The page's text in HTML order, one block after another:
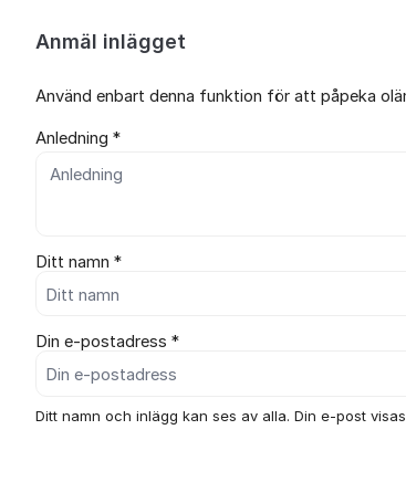
Anmäl inlägget
Använd enbart denna funktion för att påpeka
Anledning *
Ditt namn *
Din e-postadress *
Ditt namn och inlägg kan ses av alla. Din e-post